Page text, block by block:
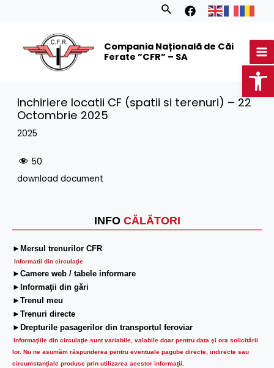
Search
Compania Națională de Căi
Ferate ”CFR” – SA
INFO CĂLĂTORI
►Mersul trenurilor CFR
Informatii din circulaţie
►Camere web / tabele informare
►Informaţii din gări
►Trenul meu
►Trenuri directe
►Drepturile pasagerilor din transportul feroviar
Informaţiile din circulaţie sunt variabile, valabile doar pentru data şi ora solicitării
lor. Nu ne asumăm răspunderea pentru eventuale pagube directe, indirecte sau
circumstanțiale produse prin utilizarea acestor informații.
Inchiriere locatii CF (spatii si terenuri) – 22
Octombrie 2025
2025
50
download document